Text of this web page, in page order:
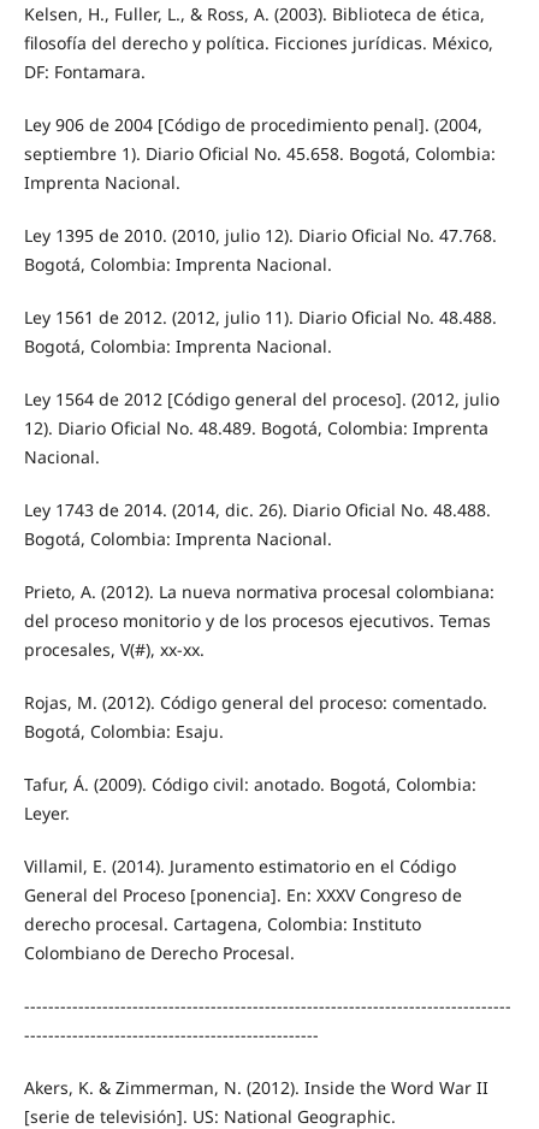
Kelsen, H., Fuller, L., & Ross, A. (2003). Biblioteca de ética,
filosofía del derecho y política. Ficciones jurídicas. México,
DF: Fontamara.
Ley 906 de 2004 [Código de procedimiento penal]. (2004,
septiembre 1). Diario Oficial No. 45.658. Bogotá, Colombia:
Imprenta Nacional.
Ley 1395 de 2010. (2010, julio 12). Diario Oficial No. 47.768.
Bogotá, Colombia: Imprenta Nacional.
Ley 1561 de 2012. (2012, julio 11). Diario Oficial No. 48.488.
Bogotá, Colombia: Imprenta Nacional.
Ley 1564 de 2012 [Código general del proceso]. (2012, julio
12). Diario Oficial No. 48.489. Bogotá, Colombia: Imprenta
Nacional.
Ley 1743 de 2014. (2014, dic. 26). Diario Oficial No. 48.488.
Bogotá, Colombia: Imprenta Nacional.
Prieto, A. (2012). La nueva normativa procesal colombiana:
del proceso monitorio y de los procesos ejecutivos. Temas
procesales, V(#), xx-xx.
Rojas, M. (2012). Código general del proceso: comentado.
Bogotá, Colombia: Esaju.
Tafur, Á. (2009). Código civil: anotado. Bogotá, Colombia:
Leyer.
Villamil, E. (2014). Juramento estimatorio en el Código
General del Proceso [ponencia]. En: XXXV Congreso de
derecho procesal. Cartagena, Colombia: Instituto
Colombiano de Derecho Procesal.
---------------------------------------------------------------------------------
-------------------------------------------------
Akers, K. & Zimmerman, N. (2012). Inside the Word War II
[serie de televisión]. US: National Geographic.